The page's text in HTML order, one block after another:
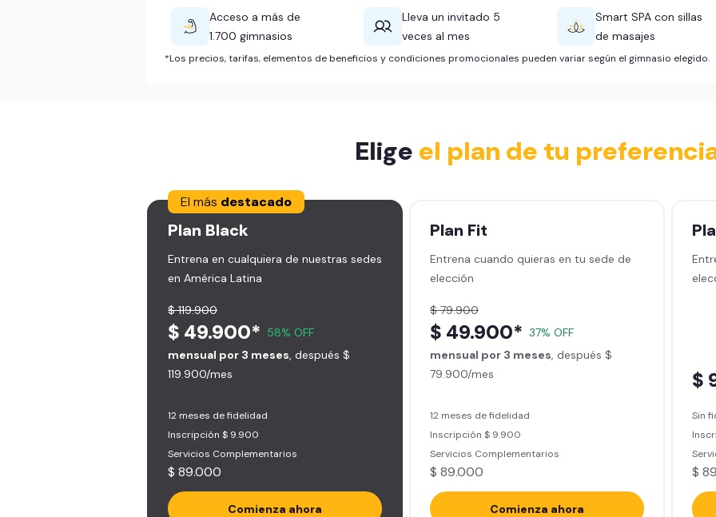
Acceso a más de
1.700 gimnasios
Lleva un invitado 5
veces al mes
Smart SPA con sillas
de masajes
*Los precios, tarifas, elementos de beneficios y condiciones promocionales pueden variar según el gimnasio elegido.
Elige el plan de tu
El más destacado
Plan Black
Entrena en cualquiera de nuestras sedes
en América Latina
$ 119.900
$ 49.900* 58% OFF
mensual por 3 meses, después $
119.900/mes
12 meses de fidelidad
Inscripción $ 9.900
Servicios Complementarios
$ 89.000
Comienza ahora
Plan Fit
Entrena cuando quieras en tu sede de
elección
$ 79.900
$ 49.900* 37% OFF
mensual por 3 meses, después $
79.900/mes
12 meses de fidelidad
Inscripción $ 9.900
Servicios Complementarios
$ 89.000
Comienza ahora
$
Sin
$